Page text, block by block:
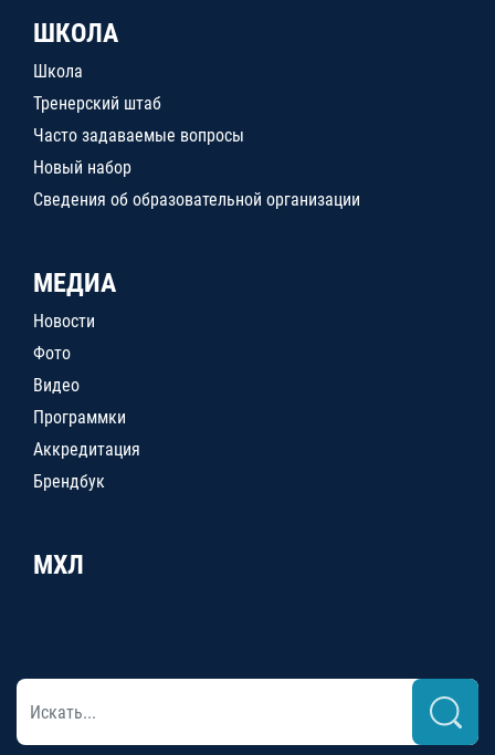
ШКОЛА
Школа
Тренерский штаб
Часто задаваемые вопросы
Новый набор
Сведения об образовательной организации
МЕДИА
Новости
Фото
Видео
Программки
Аккредитация
Брендбук
МХЛ